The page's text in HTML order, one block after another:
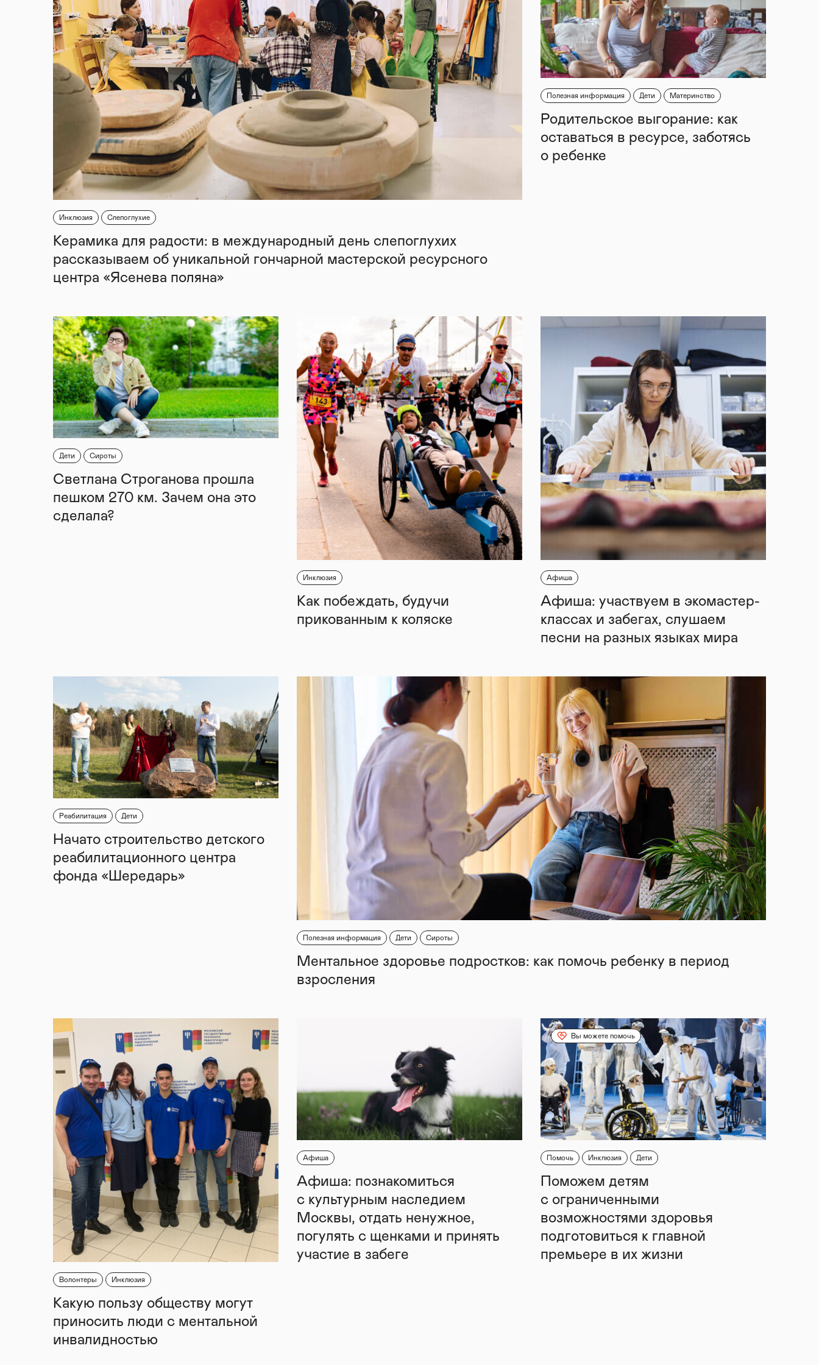
Инклюзия Слепоглухие
Керамика для радости: в международный день слепоглухих
рассказываем об уникальной гончарной мастерской ресурсного
центра «Ясенева поляна»
Полезная информация Дети Материнство
Родительское выгорание: как
оставаться в ресурсе, заботясь
о ребенке
Дети Сироты
Светлана Строганова прошла
пешком 270 км. Зачем она это
сделала?
Инклюзия
Как побеждать, будучи
прикованным к коляске
Афиша
Афиша: участвуем в экомастер-
классах и забегах, слушаем
песни на разных языках мира
Реабилитация Дети
Начато строительство детского
реабилитационного центра
фонда «Шередарь»
Полезная информация Дети Сироты
Ментальное здоровье подростков: как помочь ребенку в период
взросления
Волонтеры Инклюзия
Какую пользу обществу могут
приносить люди с ментальной
инвалидностью
Афиша
Афиша: познакомиться
с культурным наследием
Москвы, отдать ненужное,
погулять с щенками и принять
участие в забеге
Вы можете помочь
Помочь Инклюзия Дети
Поможем детям
с ограниченными
возможностями здоровья
подготовиться к главной
премьере в их жизни